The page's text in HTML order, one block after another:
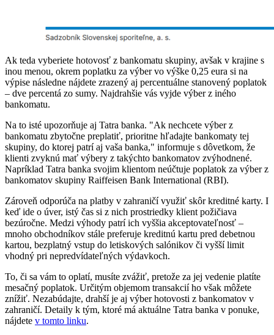
Ak teda vyberiete hotovosť z bankomatu skupiny, avšak v krajine s
inou menou, okrem poplatku za výber vo výške 0,25 eura si na
výpise následne nájdete zrazený aj percentuálne stanovený poplatok
– dve percentá zo sumy. Najdrahšie vás vyjde výber z iného
bankomatu.
Na to isté upozorňuje aj Tatra banka. "Ak nechcete výber z
bankomatu zbytočne preplatiť, prioritne hľadajte bankomaty tej
skupiny, do ktorej patrí aj vaša banka," informuje s dôvetkom, že
klienti zvyknú mať výbery z takýchto bankomatov zvýhodnené.
Napríklad Tatra banka svojim klientom neúčtuje poplatok za výber z
bankomatov skupiny Raiffeisen Bank International (RBI).
Zároveň odporúča na platby v zahraničí využiť skôr kreditné karty. I
keď ide o úver, istý čas si z nich prostriedky klient požičiava
bezúročne. Medzi výhody patrí ich vyššia akceptovateľnosť –
mnoho obchodníkov stále preferuje kreditnú kartu pred debetnou
kartou, bezplatný vstup do letiskových salónikov či vyšší limit
vhodný pri nepredvídateľných výdavkoch.
To, či sa vám to oplatí, musíte zvážiť, pretože za jej vedenie platíte
mesačný poplatok. Určitým objemom transakcií ho však môžete
znížiť. Nezabúdajte, drahší je aj výber hotovosti z bankomatov v
zahraničí. Detaily k tým, ktoré má aktuálne Tatra banka v ponuke,
nájdete v tomto linku.